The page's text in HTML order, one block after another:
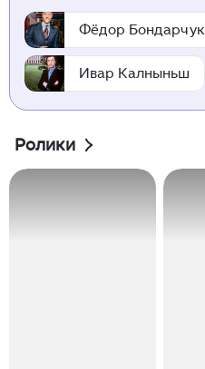
Фёдор Бондарчук
Ивар Калныньш
Ролики